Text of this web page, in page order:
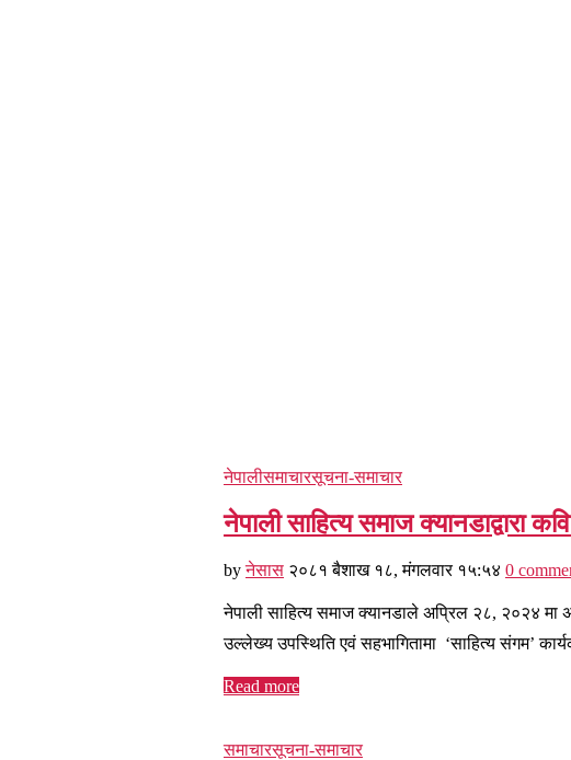
नेपालीसमाचारसूचना-समाचार
नेपाली साहित्य समाज क्यानडाद्वारा
byनेसास २०८१ बैशाख १८, मंगलवार १५:५४ 0
नेपाली साहित्य समाज क्यानडाले अप्रिल २८, २०२४ मा
उल्लेख्य उपस्थिति एवं सहभागितामा ‘साहित्य संगम’
Read more
समाचारसूचना-समाचार